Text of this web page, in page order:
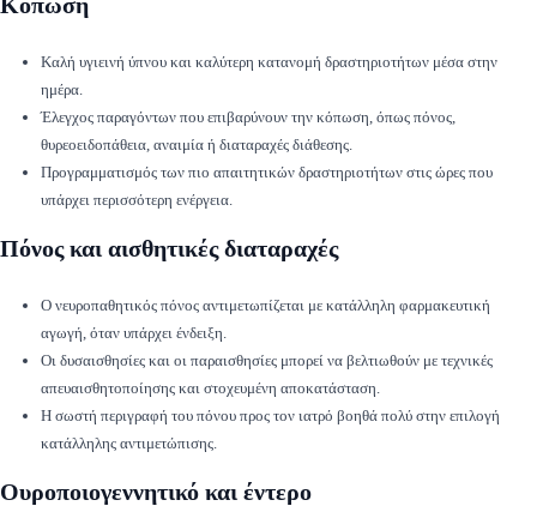
Καλή υγιεινή ύπνου και καλύτερη κατανομή δραστηριοτήτων μέσα στην
ημέρα.
Έλεγχος παραγόντων που επιβαρύνουν την κόπωση, όπως πόνος,
θυρεοειδοπάθεια, αναιμία ή διαταραχές διάθεσης.
Προγραμματισμός των πιο απαιτητικών δραστηριοτήτων στις ώρες που
υπάρχει περισσότερη ενέργεια.
Πόνος και αισθητικές διαταραχές
Ο νευροπαθητικός πόνος αντιμετωπίζεται με κατάλληλη φαρμακευτική
αγωγή, όταν υπάρχει ένδειξη.
Οι δυσαισθησίες και οι παραισθησίες μπορεί να βελτιωθούν με τεχνικές
απευαισθητοποίησης και στοχευμένη αποκατάσταση.
Η σωστή περιγραφή του πόνου προς τον ιατρό βοηθά πολύ στην επιλογή
κατάλληλης αντιμετώπισης.
Ουροποιογεννητικό και έντερο